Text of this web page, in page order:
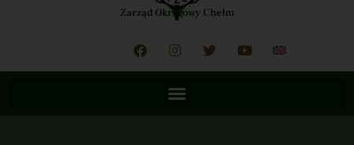
Zarząd Okręgowy Chełm